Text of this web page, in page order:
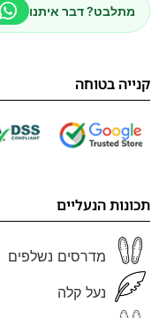
מתלבט? דבר איתנו
קנייה בטוחה
תכונות הנעליים
מדרסים נשלפים
נעל קלה